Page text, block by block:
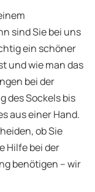
sind Sie bei uns
ein schöner
und wie man das
bei der
des Sockels bis
aus einer Hand.
ob Sie
Hilfe bei der
benötigen – wir